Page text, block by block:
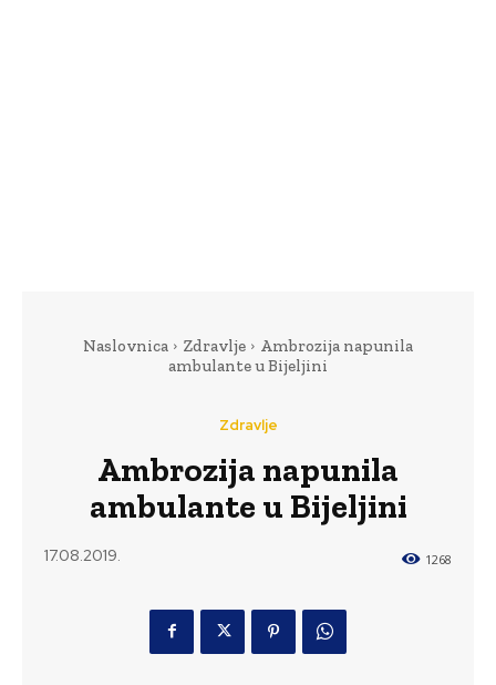
Naslovnica Zdravlje
Ambrozija napunila
ambulante u Bijeljini
Zdravlje
Ambrozija napunila
ambulante u Bijeljini
17.08.2019. 1268